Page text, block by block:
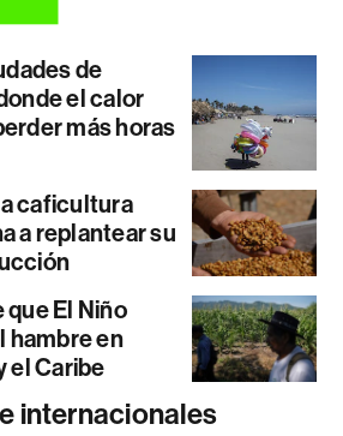
de
el calor
más horas
caficultura
a replantear su
que El Niño
hambre en
el Caribe
internacionales